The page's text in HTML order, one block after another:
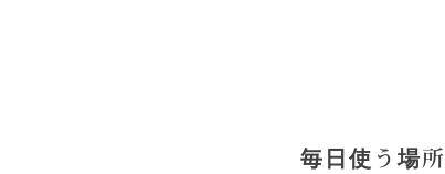
毎日使う場